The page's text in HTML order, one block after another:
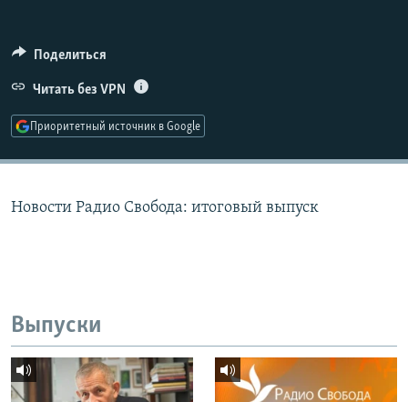
ПОДПИШИТЕСЬ НА РАССЫЛКУ
СОЦИАЛЬНЫЕ СЕТИ
Поделиться
Читать без VPN
Приоритетный источник в Google
Новости Радио Свобода: итоговый выпуск
Выпуски